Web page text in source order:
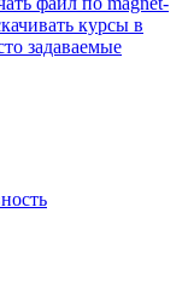
курсы в
задаваемые